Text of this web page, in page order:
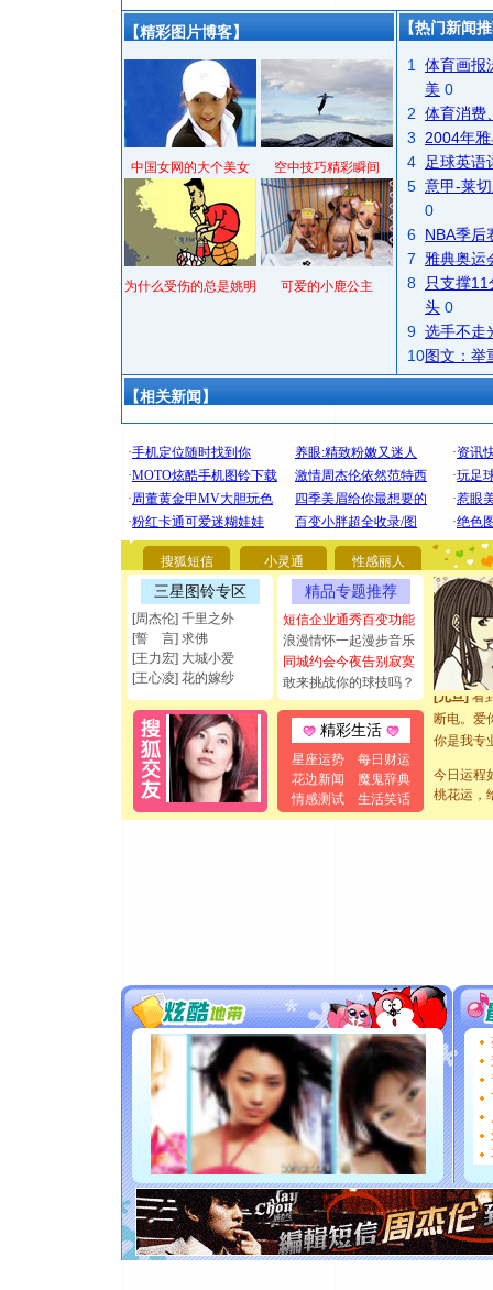
【精彩图片博客】
中国女网的大个美女 空中技巧精彩瞬间
为什么受伤的总是姚明 可爱的小鹿公主
【热门新闻
1
体育画报
美 0
2 体育消费
3
2004年
4
足球英语
5 意甲-莱
0
6 NBA季后
7
雅典奥运
8
只支撑
头 0
9 选手不走
10图文：举
【相关新闻】
搜狐短信 小灵通 性感丽人
三星图铃专区
[周杰伦] 千里之外
[誓 言] 求佛
[王力宏] 大城小爱
[王心凌] 花的嫁纱
精品专题推荐
短信企业通秀百变功能
浪漫情怀一起漫步音乐
同城约会今夜告别寂寞
敢来挑战你的球技吗？
精彩生活
星座运势
每日财运
花边新闻
魔鬼辞典
情感测试
生活笑话
[圣诞节]
要平安
[圣诞节]
能正大光
都要快乐
[圣诞节]
如意,快
[元旦]看
断电。爱
你是我专
起；二是
离。水晶
[元旦]当
送你一棵
[圣诞节]
你太多
要平安
[圣诞节]
能正大
都要快乐
[圣诞节]
如意,快
[元旦]看
断电。爱
你是我专
[元旦]如
今日运程
桃花运，